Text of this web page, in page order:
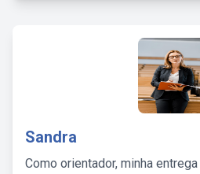
Sandra
Como orientador, minha